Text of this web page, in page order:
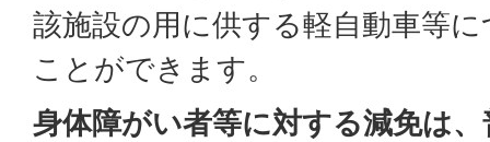
該施設の用に供する軽自動車等
ことができます。
身体障がい者等に対する減免は